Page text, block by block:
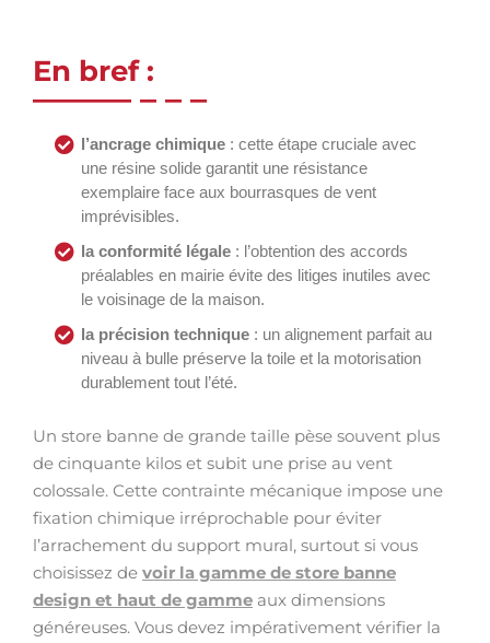
En bref :
l’ancrage chimique : cette étape cruciale avec
une résine solide garantit une résistance
exemplaire face aux bourrasques de vent
imprévisibles.
la conformité légale : l’obtention des accords
préalables en mairie évite des litiges inutiles avec
le voisinage de la maison.
la précision technique : un alignement parfait au
niveau à bulle préserve la toile et la motorisation
durablement tout l’été.
Un store banne de grande taille pèse souvent plus
de cinquante kilos et subit une prise au vent
colossale. Cette contrainte mécanique impose une
fixation chimique irréprochable pour éviter
l’arrachement du support mural, surtout si vous
choisissez de voir la gamme de store banne
design et haut de gamme aux dimensions
généreuses. Vous devez impérativement vérifier la